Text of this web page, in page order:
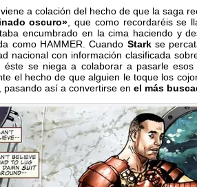
a colación del hecho de que la saga
oscuro» , que como recordaréis se
encumbrado en la cima haciendo y
como HAMMER. Cuando Stark se
nacional con información clasificada
éste se niega a colaborar a pasarle
el hecho de que alguien le toque los
pasando así a convertirse en el más